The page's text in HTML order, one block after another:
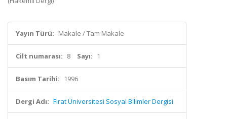
Yayın Türü: Makale / Tam Makale
Cilt numarası: 8 Sayı: 1
Basım Tarihi: 1996
Dergi Adı: Fırat Üniversitesi Sosyal Bilimler Dergisi